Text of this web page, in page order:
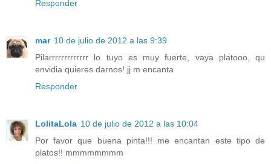
Responder
mar 10 de julio de 2012 a las 9:39
Pilarrrrrrrrrrrrr lo tuyo es muy fuerte, vaya platooo, qu
envidia quieres darnos! jj m encanta
Responder
LolitaLola 10 de julio de 2012 a las 10:04
Por favor que buena pinta!!! me encantan este tipo de
platos!! mmmmmmmm